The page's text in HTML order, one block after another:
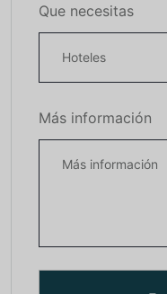
Que necesitas
Más información